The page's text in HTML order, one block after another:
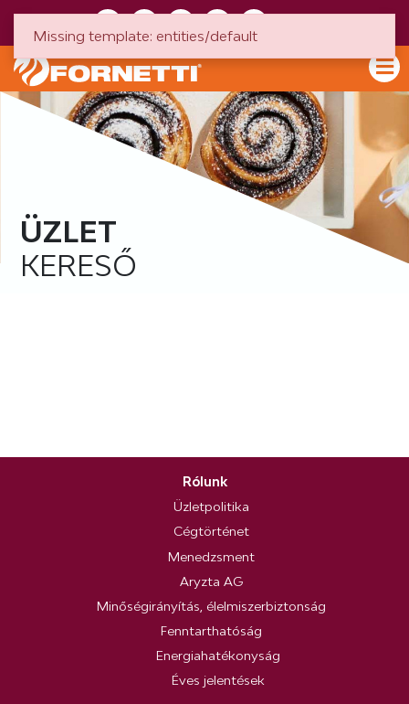
ÜZLET
KERESŐ
Rólunk
Üzletpolitika
Cégtörténet
Menedzsment
Aryzta AG
Minőségirányítás, élelmiszerbiztonság
Fenntarthatóság
Energiahatékonyság
Éves jelentések
Missing template: entities/default